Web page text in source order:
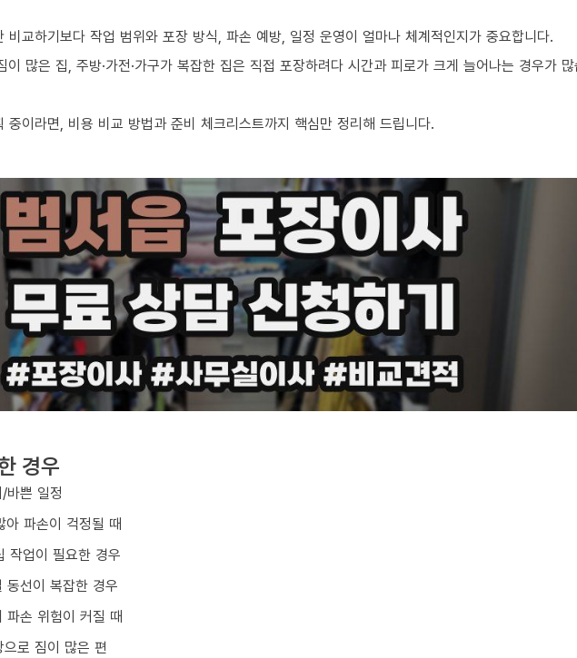
교하기보다 작업 범위와 포장 방식, 파손 예방, 일정 운영이 얼마나 체계적인지가 중요합니다.
많은 집, 주방·가전·가구가 복잡한 집은 직접 포장하려다 시간과 피로가 크게 늘어나는 경우가
중이라면, 비용 비교 방법과 준비 체크리스트까지 핵심만 정리해 드립니다.
경우
바쁜 일정
아 파손이 걱정될 때
작업이 필요한 경우
동선이 복잡한 경우
파손 위험이 커질 때
로 짐이 많은 편